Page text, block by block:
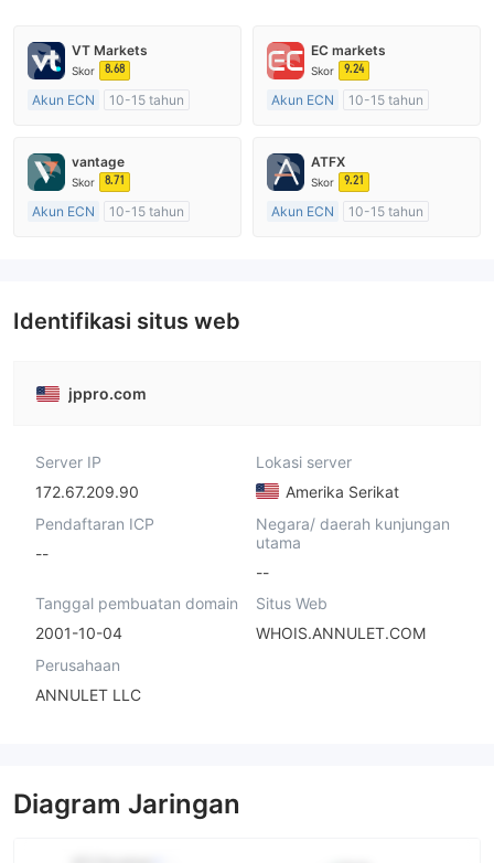
VT Markets
Skor 8.68
Akun ECN
10-15 tahun
Market Maker (MM)
Lisensi Penuh MT4
EC markets
Skor 9.24
Akun ECN
10-15 tahun
Market Maker (MM)
Lisensi Penuh MT4
vantage
Skor 8.71
Akun ECN
10-15 tahun
ATFX
Skor 9.21
Akun ECN
10-15 tahun
Identifikasi situs web
jppro.com
Server IP
172.67.209.90
Lokasi server
Amerika Serikat
Pendaftaran ICP
--
Negara/ daerah kunjungan
utama
--
Tanggal pembuatan domain
2001-10-04
Situs Web
WHOIS.ANNULET.COM
Perusahaan
ANNULET LLC
Diagram Jaringan